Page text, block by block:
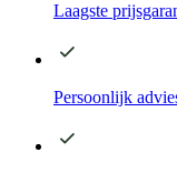
Laagste
Persoonlijk